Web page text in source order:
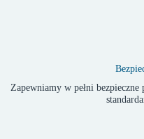
Zapewniamy w pełni